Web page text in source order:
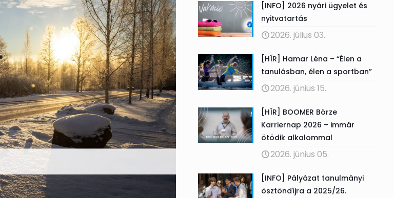
[INFO] 2026 nyári ügyelet és
nyitvatartás
2026. július 03.
[HÍR] Hamar Léna – “Élen a
tanulásban, élen a sportban”
2026. június 15.
[HÍR] BOOMER Börze
Karriernap 2026 – immár
ötödik alkalommal
2026. június 05.
[INFO] Pályázat tanulmányi
ösztöndíjra a 2025/26.